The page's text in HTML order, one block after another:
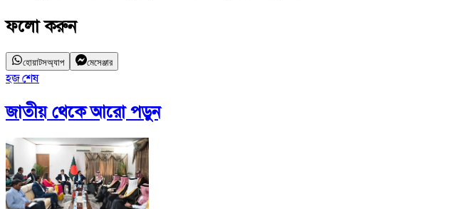
ফলো করুন
হোয়াটসঅ্যাপ মেসেঞ্জার
হজ শেষ
জাতীয়থেকে আরো পড়ুন